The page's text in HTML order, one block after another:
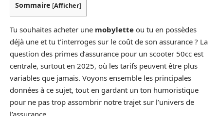
Sommaire [Afficher]
Tu souhaites acheter une mobylette ou tu en possèdes
déjà une et tu t’interroges sur le coût de son assurance ? La
question des primes d’assurance pour un scooter 50cc est
centrale, surtout en 2025, où les tarifs peuvent être plus
variables que jamais. Voyons ensemble les principales
données à ce sujet, tout en gardant un ton humoristique
pour ne pas trop assombrir notre trajet sur l’univers de
l’assurance.